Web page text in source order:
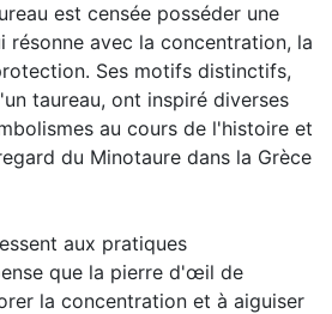
est censée posséder une
résonne avec la concentration, la
Ses motifs distinctifs,
taureau, ont inspiré diverses
au cours de l'histoire et
du Minotaure dans la Grèce
aux pratiques
que la pierre d'œil de
la concentration et à aiguiser